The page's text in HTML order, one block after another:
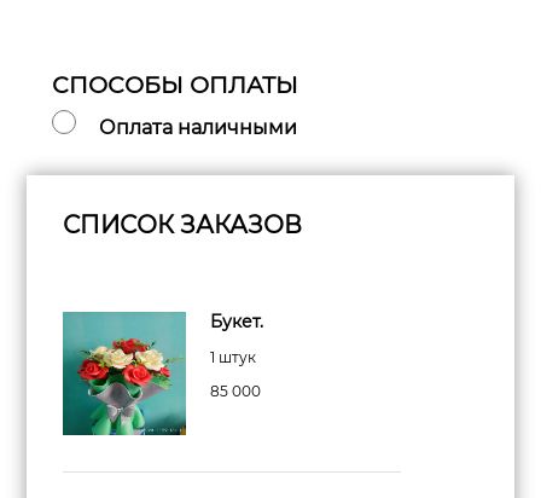
СПОСОБЫ ОПЛАТЫ
Оплата наличными
СПИСОК ЗАКАЗОВ
Букет.
1 штук
85 000